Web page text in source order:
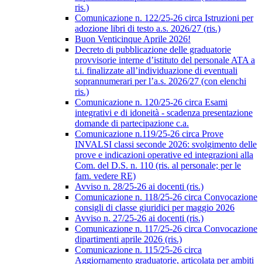
ris.)
Comunicazione n. 122/25-26 circa Istruzioni per
adozione libri di testo a.s. 2026/27 (ris.)
Buon Venticinque Aprile 2026!
Decreto di pubblicazione delle graduatorie
provvisorie interne d’istituto del personale ATA a
t.i. finalizzate all’individuazione di eventuali
soprannumerari per l’a.s. 2026/27 (con elenchi
ris.)
Comunicazione n. 120/25-26 circa Esami
integrativi e di idoneità - scadenza presentazione
domande di partecipazione c.a.
Comunicazione n.119/25-26 circa Prove
INVALSI classi seconde 2026: svolgimento delle
prove e indicazioni operative ed integrazioni alla
Com. del D.S. n. 110 (ris. al personale; per le
fam. vedere RE)
Avviso n. 28/25-26 ai docenti (ris.)
Comunicazione n. 118/25-26 circa Convocazione
consigli di classe giuridici per maggio 2026
Avviso n. 27/25-26 ai docenti (ris.)
Comunicazione n. 117/25-26 circa Convocazione
dipartimenti aprile 2026 (ris.)
Comunicazione n. 115/25-26 circa
Aggiornamento graduatorie, articolata per ambiti